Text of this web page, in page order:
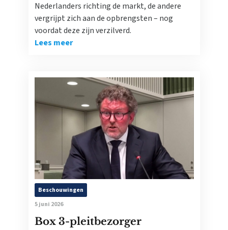
Nederlanders richting de markt, de andere
vergrijpt zich aan de opbrengsten – nog
voordat deze zijn verzilverd.
Lees meer
Beschouwingen
5 juni 2026
Box 3-pleitbezorger